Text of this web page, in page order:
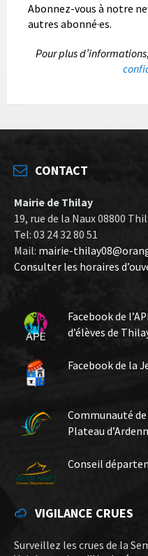
Abonnez-vous à notre
autres abonné·es.
Pour plus d’informations
CONTACT
Mairie de Thilay
19, rue de la Naux 08800
Tel: 03 24 32 80 51
Mail: mairie-
Consulter les horaires
Facebook de
d’élèves de
Facebook de la
Communauté
Plateau
Conseil
VIGILANCE CRUES
Surveillez les crues de la